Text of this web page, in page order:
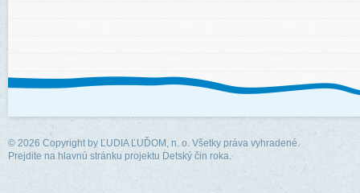
© 2026 Copyright by ĽUDIA ĽUĎOM, n. o. Všetky práva vyhradené.
Prejdite na hlavnú stránku projektu Detský čin roka.